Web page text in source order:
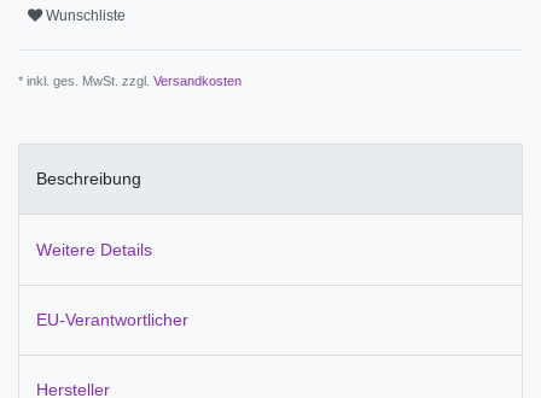
Wunschliste
* inkl. ges. MwSt. zzgl. Versandkosten
Beschreibung
Weitere Details
EU-Verantwortlicher
Hersteller